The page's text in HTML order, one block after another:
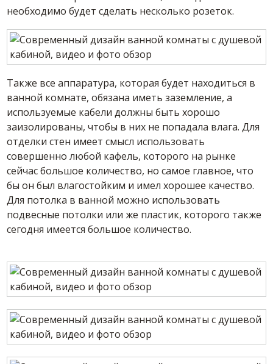
необходимо будет сделать несколько розеток.
Также все аппаратура, которая будет находиться в
ванной комнате, обязана иметь заземление, а
используемые кабели должны быть хорошо
заизолированы, чтобы в них не попадала влага. Для
отделки стен имеет смысл использовать
совершенно любой кафель, которого на рынке
сейчас большое количество, но самое главное, что
бы он был влагостойким и имел хорошее качество.
Для потолка в ванной можно использовать
подвесные потолки или же пластик, которого также
сегодня имеется большое количество.